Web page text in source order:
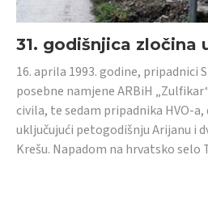
31. godišnjica zločina
16. aprila 1993. godine, pripadnici
posebne namjene ARBiH
civila, te sedam pripadnika HVO-
uključujući petogodišnju Arijanu i
Krešu. Napadom na hrvatsko selo